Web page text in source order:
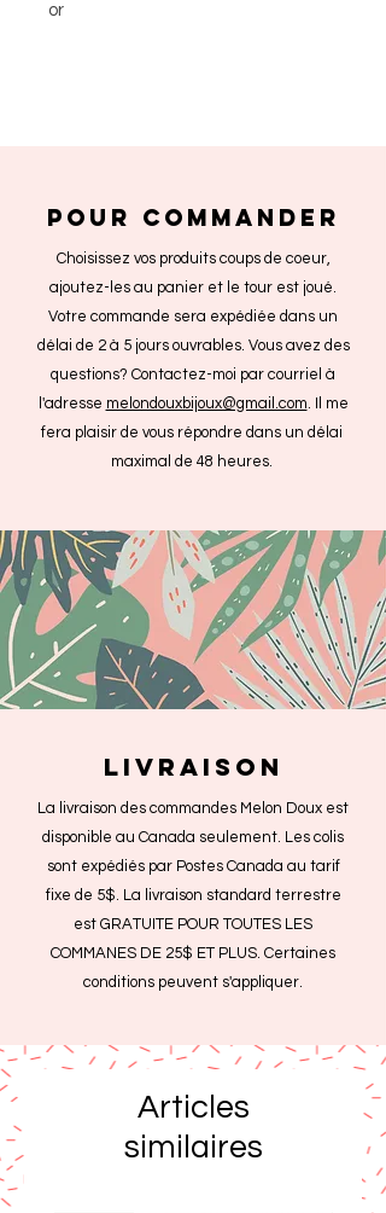
or
POUR COMMANDER
Choisissez vos produits coups de coeur,
ajoutez-les au panier et le tour est joué.
Votre commande sera expédiée dans un
délai de 2 à 5 jours ouvrables. Vous avez des
questions? Contactez-moi par courriel à
l'adresse melondouxbijoux@gmail.com. Il me
fera plaisir de vous répondre dans un délai
maximal de 48 heures.
livraison
La livraison des commandes Melon Doux est
disponible au Canada seulement. Les colis
sont expédiés par Postes Canada au tarif
fixe de 5$. La livraison standard terrestre
est GRATUITE POUR TOUTES LES
COMMANES DE 25$ ET PLUS. Certaines
conditions peuvent s'appliquer.
Articles
similaires